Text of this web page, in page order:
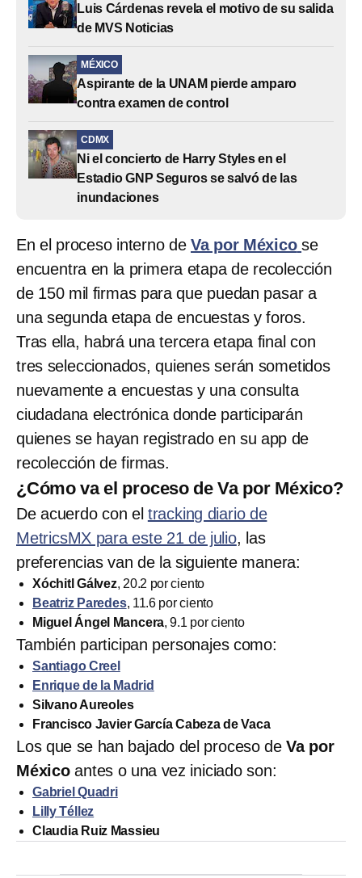
Luis Cárdenas revela el motivo de su salida
de MVS Noticias
MÉXICO
Aspirante de la UNAM pierde amparo
contra examen de control
CDMX
Ni el concierto de Harry Styles en el
Estadio GNP Seguros se salvó de las
inundaciones
En el proceso interno de Va por México se
encuentra en la primera etapa de recolección
de 150 mil firmas para que puedan pasar a
una segunda etapa de encuestas y foros.
Tras ella, habrá una tercera etapa final con
tres seleccionados, quienes serán sometidos
nuevamente a encuestas y una consulta
ciudadana electrónica donde participarán
quienes se hayan registrado en su app de
recolección de firmas.
¿Cómo va el proceso de Va por México?
De acuerdo con el tracking diario de
MetricsMX para este 21 de julio, las
preferencias van de la siguiente manera:
Xóchitl Gálvez, 20.2 por ciento
Beatriz Paredes, 11.6 por ciento
Miguel Ángel Mancera, 9.1 por ciento
También participan personajes como:
Santiago Creel
Enrique de la Madrid
Silvano Aureoles
Francisco Javier García Cabeza de Vaca
Los que se han bajado del proceso de Va por
Méxicoantes o una vez iniciado son:
Gabriel Quadri
Lilly Téllez
Claudia Ruiz Massieu